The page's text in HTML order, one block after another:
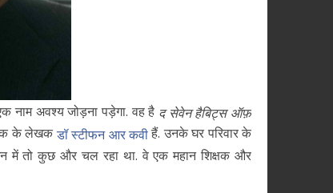
नाम अवश्य जोड़ना पड़ेगा. वह है द सेवेन हैबिट्स ऑफ़
के लेखकडॉ स्टीफन आर कवीहैं. उनके घर परिवार के
में तो कुछ और चल रहा था. वे एक महान शिक्षक और